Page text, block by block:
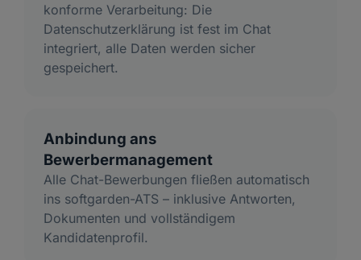
konforme Verarbeitung: Die
Datenschutzerklärung ist fest im Chat
integriert, alle Daten werden sicher
gespeichert.
Anbindung ans
Bewerbermanagement
Alle Chat-Bewerbungen fließen automatisch
ins softgarden-ATS – inklusive Antworten,
Dokumenten und vollständigem
Kandidatenprofil.